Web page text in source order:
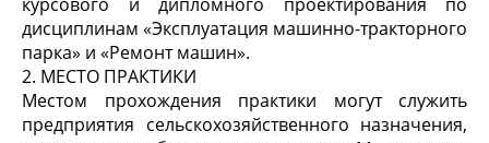
дисциплинам «Эксплуатация машинно-тракторного
парка» и «Ремонт машин».
2. МЕСТО ПРАКТИКИ
Местом прохождения практики могут служить
предприятия сельскохозяйственного назначения,